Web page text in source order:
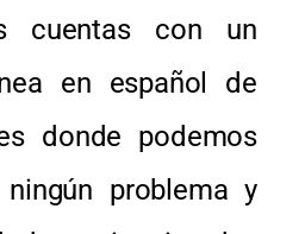
cuentas con un
en español de
donde podemos
problema y